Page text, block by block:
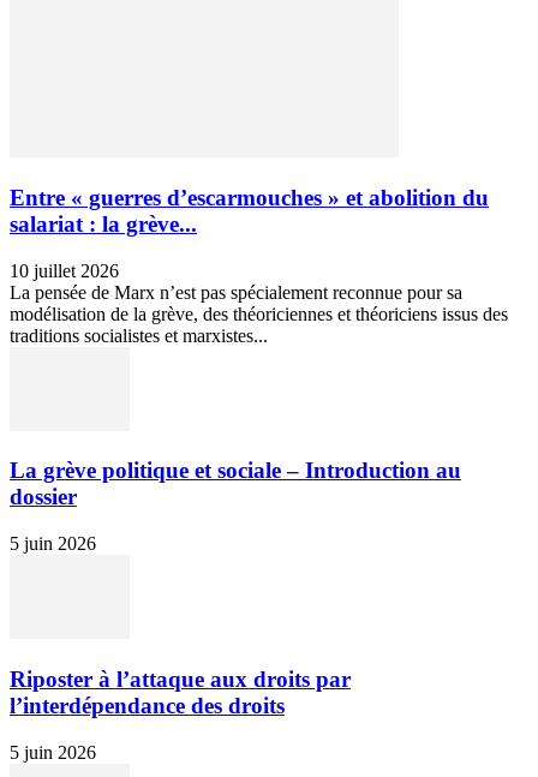
Entre « guerres d’escarmouches » et abolition du
salariat : la grève...
10 juillet 2026
La pensée de Marx n’est pas spécialement reconnue pour sa
modélisation de la grève, des théoriciennes et théoriciens issus des
traditions socialistes et marxistes...
La grève politique et sociale – Introduction au
dossier
5 juin 2026
Riposter à l’attaque aux droits par
l’interdépendance des droits
5 juin 2026